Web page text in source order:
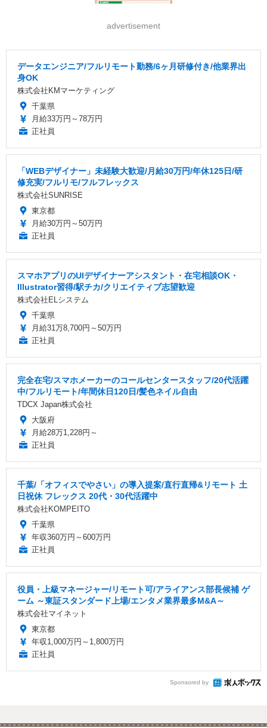
advertisement
データエンジニア/フルリモート勤務/6ヶ月研修付き/他業界出
身OK
株式会社KMマーケティング
千葉県
月給33万円～78万円
正社員
「WEBデザイナー」未経験大歓迎/月給30万円/年休125日/研
修充実/フルリモ/フルフレックス
株式会社SUNRISE
東京都
月給30万円～50万円
正社員
スマホアプリのUIデザイナーアシスタント・在宅相談OK・
Illustrator習得/駅チカ/クリエイティブ志望歓迎
株式会社ELシステム
千葉県
月給31万8,700円～50万円
正社員
完全在宅/スマホメーカーのコールセンタースタッフ/20代活躍
中/フルリモート/年間休日120日/髪色ネイル自由
TDCX Japan株式会社
大阪府
月給28万1,228円～
正社員
千葉/「オフィスでやさい」の導入提案/直行直帰&リモート 土
日祝休 フレックス 20代・30代活躍中
株式会社KOMPEITO
千葉県
年収360万円～600万円
正社員
役員・上級マネージャー/リモート可/アライアンス部長候補 ゲ
ーム ～東証スタンダード上場/エンタメ業界最多M&A～
株式会社マイネット
東京都
年収1,000万円～1,800万円
正社員
Sponsored by